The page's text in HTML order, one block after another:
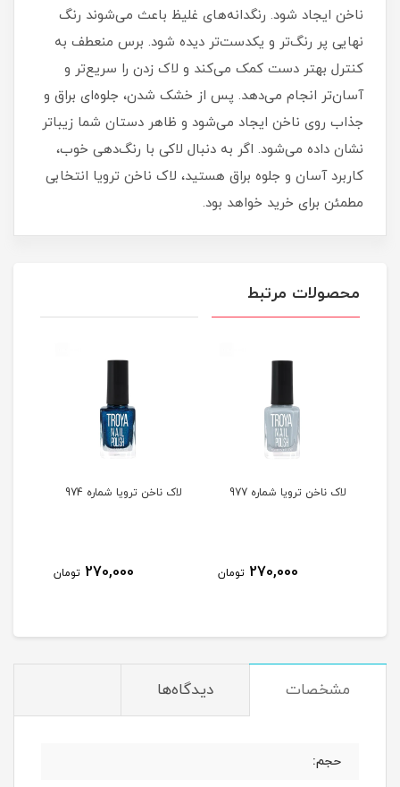
ناخن ایجاد شود. رنگدانه‌های غلیظ باعث می‌شوند رنگ
نهایی پر رنگ‌تر و یکدست‌تر دیده شود. برس منعطف به
کنترل بهتر دست کمک می‌کند و لاک زدن را سریع‌تر و
آسان‌تر انجام می‌دهد. پس از خشک شدن، جلوه‌ای براق و
جذاب روی ناخن ایجاد می‌شود و ظاهر دستان شما زیباتر
نشان داده می‌شود. اگر به دنبال لاکی با رنگ‌دهی خوب،
کاربرد آسان و جلوه براق هستید، لاک ناخن ترویا انتخابی
مطمئن برای خرید خواهد بود.
محصولات مرتبط
لاک ناخن ترویا شماره 977
270,000 تومان
لاک ناخن ترویا شماره 974
270,000 تومان
مشخصات دیدگاه‌ها
حجم: